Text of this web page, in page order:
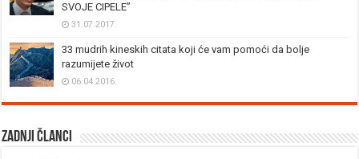
SVOJE CIPELE”
31.07.2017.
33 mudrih kineskih citata koji će vam pomoći da bolje
razumijete život
06.04.2016.
Zadnji članci